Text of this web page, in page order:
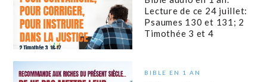
Lecture de ce 24 juillet:
Psaumes 130 et 131; 2
Timothée 3 et 4
BIBLE EN 1 AN